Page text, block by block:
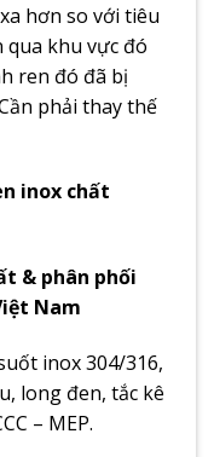
hơn so với tiêu
qua khu vực đó
ren đó đã bị
phải thay thế
inox chất
& phân phối
Nam
inox 304/316,
long đen, tắc kê
– MEP.